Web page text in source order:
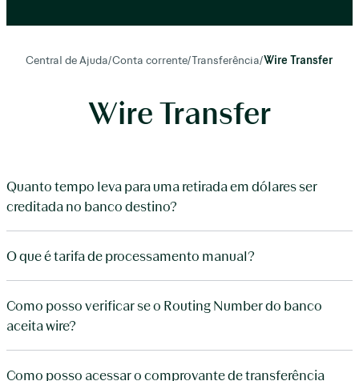
Central de Ajuda/Conta corrente/Transferência/Wire Transfer
Wire Transfer
Quanto tempo leva para uma retirada em dólares ser
creditada no banco destino?
O que é tarifa de processamento manual?
Como posso verificar se o Routing Number do banco
aceita wire?
Como posso acessar o comprovante de transferência